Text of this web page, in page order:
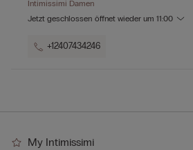
Intimissimi Damen
Jetzt geschlossen öffnet wieder um 11:00
+12407434246
My Intimissimi